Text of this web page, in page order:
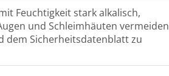
Feuchtigkeit stark alkalisch,
und Schleimhäuten
dem Sicherheitsdatenblatt zu